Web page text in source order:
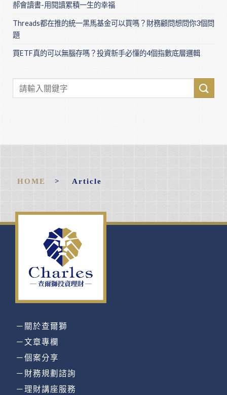
郝會讀書-用閱讀累積一生的幸福
Threads都在推的統一黑馬基金可以買嗎？財務顧問想問你3個問
題
買ETF真的可以無腦存嗎？投資新手必懂的4個指數底層邏輯
HOME > Article
－關於查爾獅
－文章專欄
－個案分享
－財務規劃諮詢
－理財講座服務